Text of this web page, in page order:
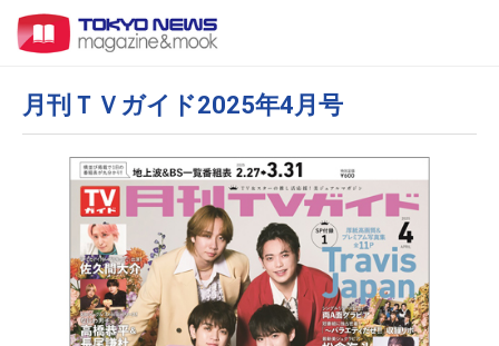
月刊ＴＶガイド2025年4月号